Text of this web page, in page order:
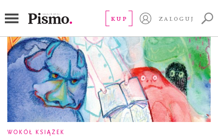
KUP ZALOGUJ
WOKÓŁ KSIĄŻEK